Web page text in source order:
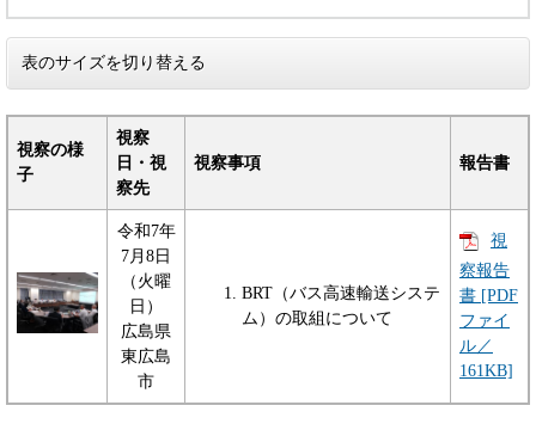
表のサイズを切り替える
視察の様
子
視察
日・視
察先
視察事項 報告書
令和7年
7月8日
（火曜
日）
広島県
東広島
市
BRT（バス高速輸送システ
ム）の取組について
視
察報告
書 [PDF
ファイ
ル／
161KB]